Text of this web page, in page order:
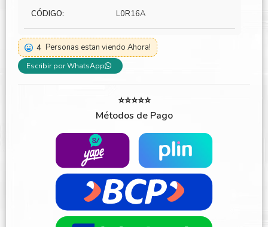
CÓDIGO: L0R16A
4 Personas estan viendo Ahora!
Escribir por WhatsApp
⭐⭐⭐⭐⭐
Métodos de Pago